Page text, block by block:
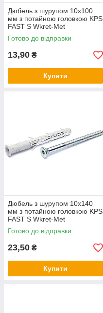
Дюбель з шурупом 10х100
мм з потайною головкою KPS
FAST S Wkret-Met
Готово до відправки
13,90 ₴
Купити
Дюбель з шурупом 10х140
мм з потайною головкою KPS
FAST S Wkret-Met
Готово до відправки
23,50 ₴
Купити